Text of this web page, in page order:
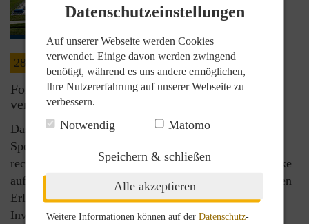
28.11.2025 reconcept aktuell
FondsProfessionell: Die Energiewende
verBESSern
Das Fachmagazin erklärt, was hinter dem aktuellen
Speicher-Boom steckt und zeigt im Gespräch mit
reconcept-Geschäftsführerin Christiane Kaufholt-Mecke
auf, wie reconcept mit BESS-Projekten und innovativen
Erlösmodellen Anlegern renditestarke
Investmentmöglichkeiten eröffnet. Erfahren Sie mehr
Datenschutzeinstellungen
Auf unserer Webseite werden Cookies
verwendet. Einige davon werden zwingend
benötigt, während es uns andere ermöglichen,
Ihre Nutzererfahrung auf unserer Webseite zu
verbessern.
Notwendig Matomo
Speichern & schließen
Alle akzeptieren
Weitere Informationen können auf der Datenschutz-